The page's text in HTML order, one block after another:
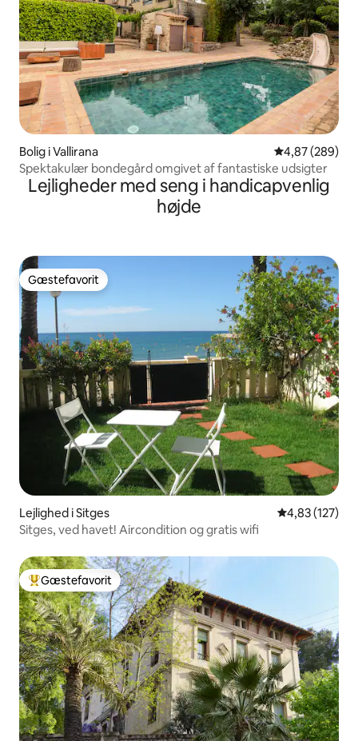
Bolig i Vallirana 4,87 ud af 5 i
4,87 (289)
Spektakulær bondegård omgivet af fantastiske udsigter
Lejligheder med seng i handicapvenlig
højde
Gæstefavorit
Gæstefavorit
Lejlighed i Sitges 4,83 ud af 5 i
4,83 (127)
Sitges, ved havet! Aircondition og gratis wifi
Bedste gæstefavorit
Gæstefavorit